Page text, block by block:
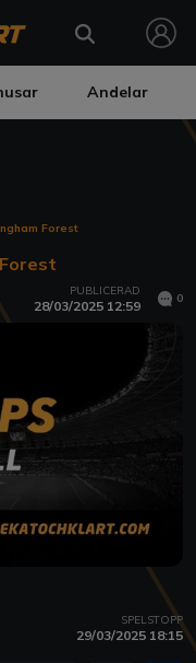
Andelar
Forest
PUBLICERAD
28/03/2025 12:59 0
SPELSTOPP
29/03/2025 18:15